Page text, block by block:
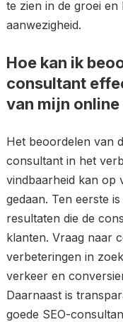
te zien in de groei
aanwezigheid.
Hoe kan ik
consultant
van mijn
Het beoordelen van
consultant in het
vindbaarheid kan op
gedaan. Ten eerste
resultaten die de
klanten. Vraag naar
verbeteringen in
verkeer en
Daarnaast is
goede SEO-